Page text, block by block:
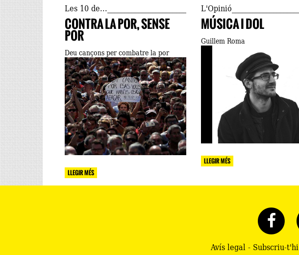
Les 10 de...
CONTRA LA POR, SENSE
POR
Deu cançons per combatre la por
LLEGIR MÉS
L'Opinió
MÚSICA I DOL
Guillem Roma
LLEGIR MÉS
Avís legal- Subscriu-t'hi